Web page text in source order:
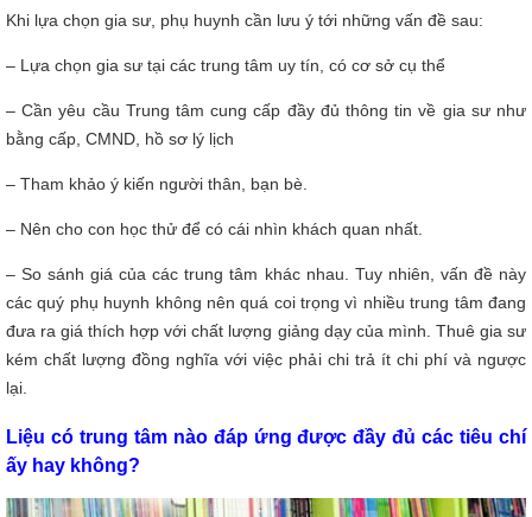
Khi lựa chọn gia sư, phụ huynh cần lưu ý tới những vấn đề sau:
– Lựa chọn gia sư tại các trung tâm uy tín, có cơ sở cụ thể
– Cần yêu cầu Trung tâm cung cấp đầy đủ thông tin về gia sư như
bằng cấp, CMND, hồ sơ lý lịch
– Tham khảo ý kiến người thân, bạn bè.
– Nên cho con học thử để có cái nhìn khách quan nhất.
– So sánh giá của các trung tâm khác nhau. Tuy nhiên, vấn đề này
các quý phụ huynh không nên quá coi trọng vì nhiều trung tâm đang
đưa ra giá thích hợp với chất lượng giảng dạy của mình. Thuê gia sư
kém chất lượng đồng nghĩa với việc phải chi trả ít chi phí và ngược
lại.
Liệu có trung tâm nào đáp ứng được đầy đủ các tiêu chí
ấy hay không?